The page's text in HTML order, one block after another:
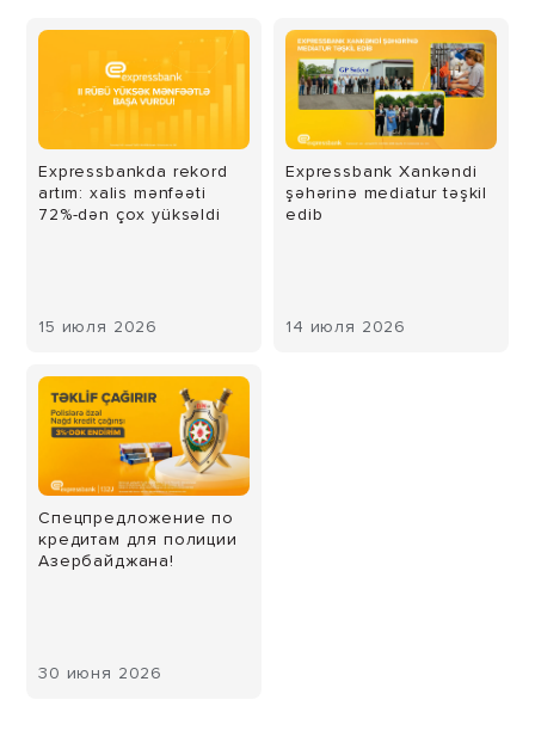
Expressbankda rekord
artım: xalis mənfəəti
72%-dən çox yüksəldi
15 июля 2026
Expressbank Xankəndi
şəhərinə mediatur təşkil
edib
14 июля 2026
Спецпредложение по
кредитам для полиции
Азербайджана!
30 июня 2026